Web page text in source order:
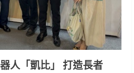
人「凱比」 打造長者